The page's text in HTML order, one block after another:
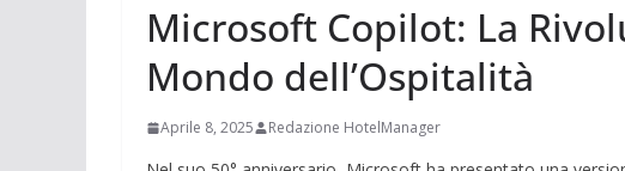
Microsoft Copilot: La
Mondo dell’Ospitalità
Aprile 8, 2025 Redazione HotelManager